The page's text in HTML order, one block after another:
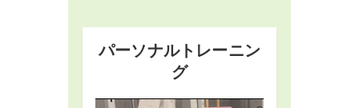
パーソナルトレーニン
グ